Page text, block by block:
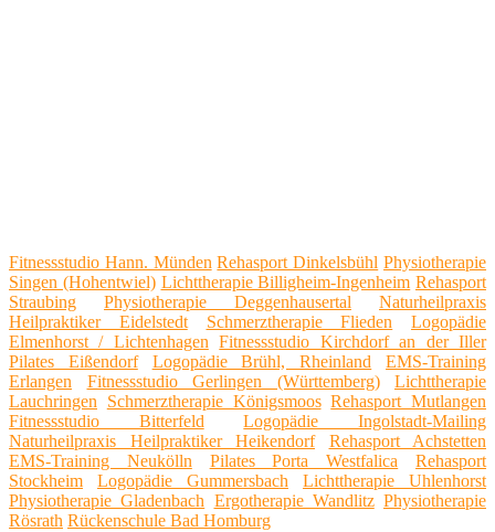
Fitnessstudio Hann. Münden Rehasport Dinkelsbühl Physiotherapie
Singen (Hohentwiel) Lichttherapie Billigheim-Ingenheim Rehasport
Straubing
Physiotherapie Deggenhausertal
Naturheilpraxis
Heilpraktiker Eidelstedt
Schmerztherapie Flieden
Logopädie
Elmenhorst / Lichtenhagen
Fitnessstudio Kirchdorf an der Iller
Pilates Eißendorf
Logopädie Brühl, Rheinland
EMS-Training
Erlangen
Fitnessstudio Gerlingen (Württemberg)
Lichttherapie
Lauchringen
Schmerztherapie Königsmoos Rehasport Mutlangen
Fitnessstudio Bitterfeld
Logopädie Ingolstadt-Mailing
Naturheilpraxis Heilpraktiker Heikendorf
Rehasport Achstetten
EMS-Training Neukölln
Pilates Porta Westfalica
Rehasport
Stockheim
Logopädie Gummersbach
Lichttherapie Uhlenhorst
Physiotherapie Gladenbach Ergotherapie Wandlitz Physiotherapie
Rösrath Rückenschule Bad Homburg